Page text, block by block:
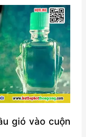
gió vào cuộn